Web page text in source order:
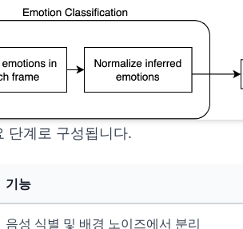
단계로 구성됩니다.
기능
음성 식별 및 배경 노이즈에서 분리